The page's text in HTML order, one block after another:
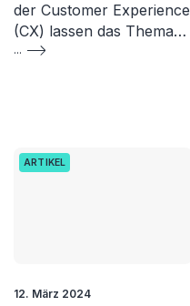
der Customer Experience
(CX) lassen das Thema…
...
ARTIKEL
12. März 2024